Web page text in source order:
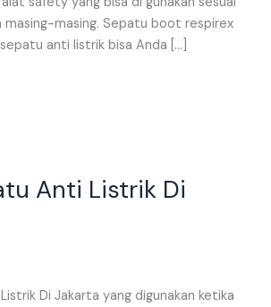
masing-masing. Sepatu boot respirex
anti listrik bisa Anda […]
Anti Listrik Di
Di Jakarta yang digunakan ketika